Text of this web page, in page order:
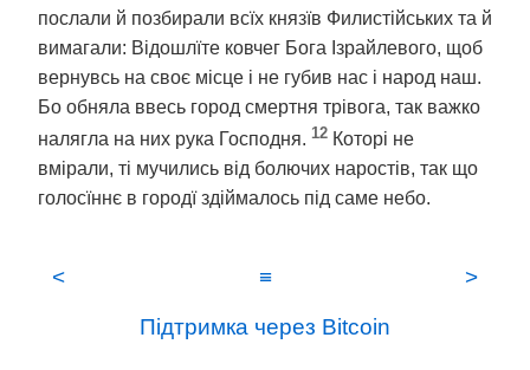
послали й позбирали всїх князїв Филистійських та й
вимагали: Відошлїте ковчег Бога Ізрайлевого, щоб
вернувсь на своє місце і не губив нас і народ наш.
Бо обняла ввесь город смертня трівога, так важко
налягла на них рука Господня. 12 Которі не
вмірали, ті мучились від болючих наростів, так що
голосїннє в городї здіймалось під саме небо.
< ≡
>
Підтримка через Bitcoin